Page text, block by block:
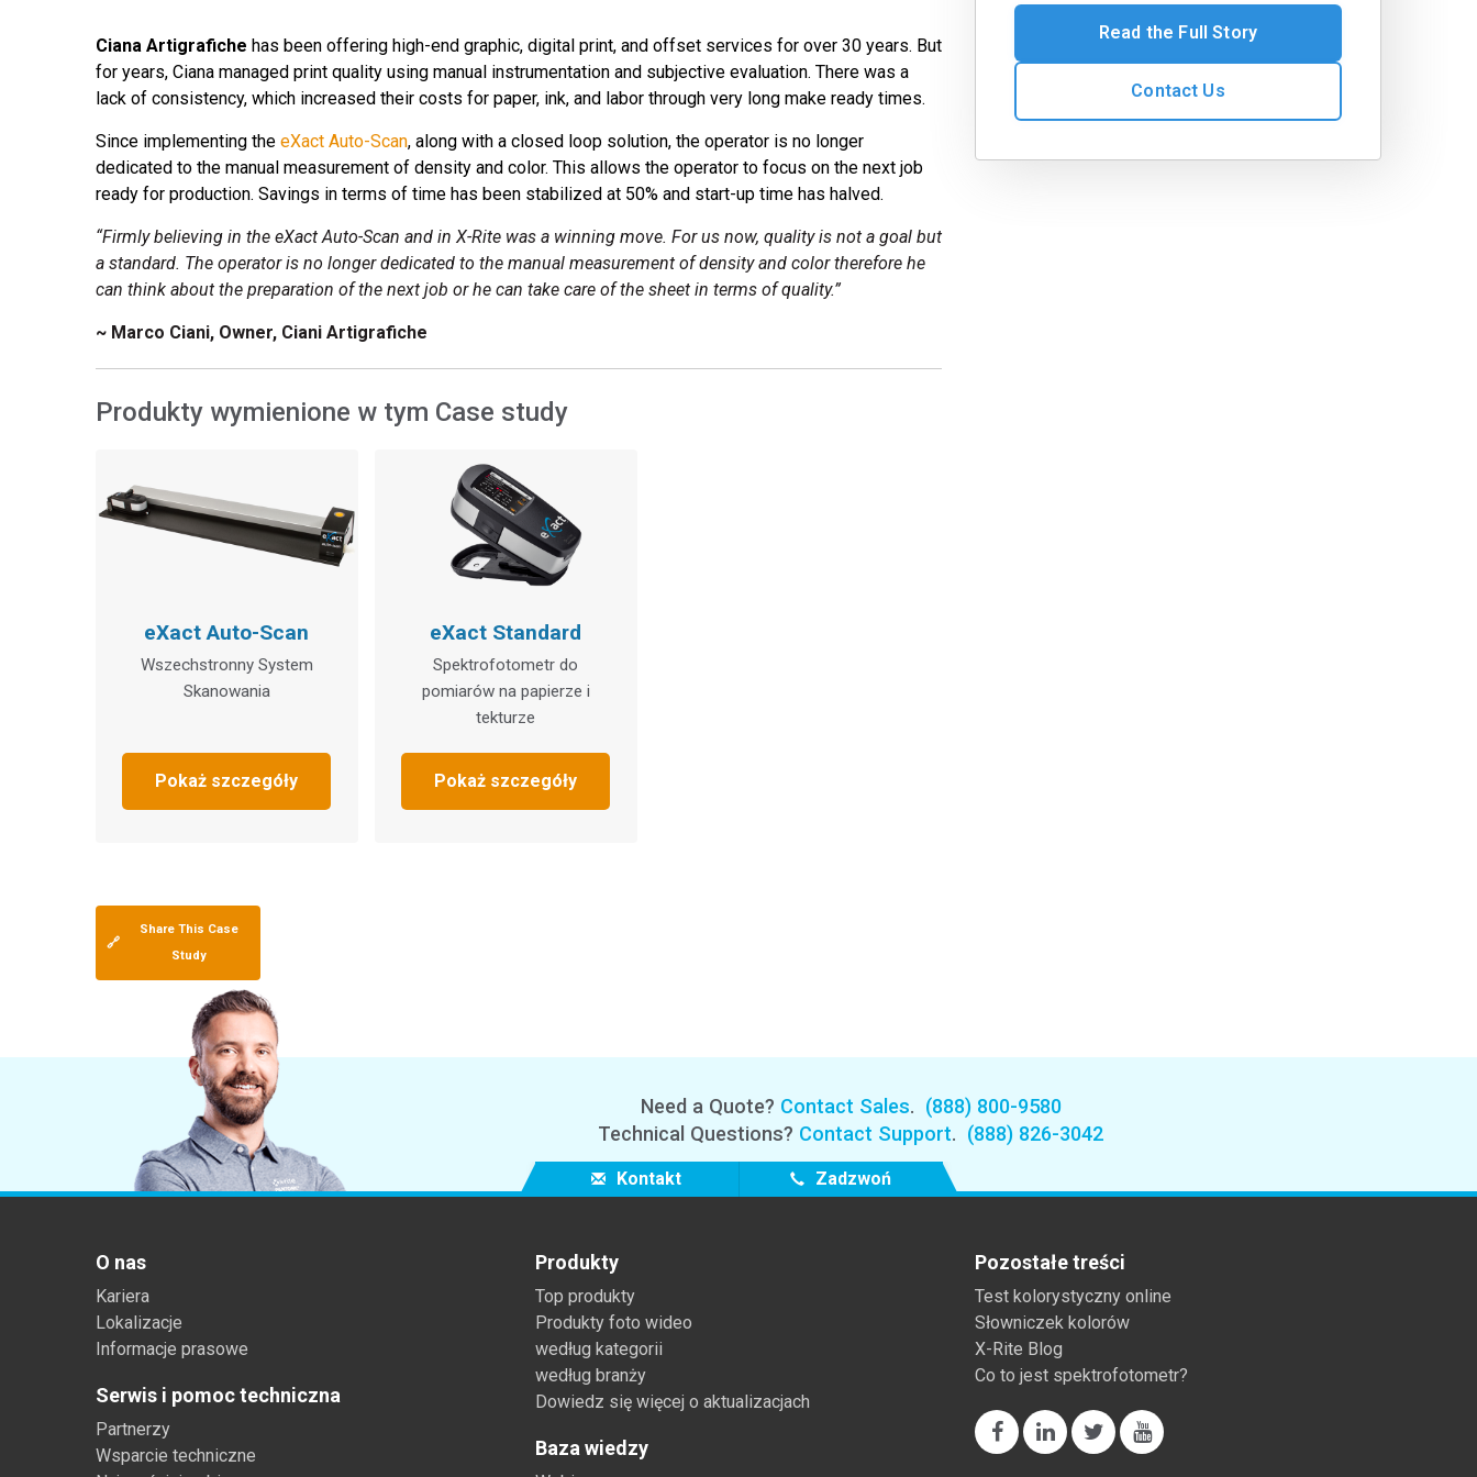
Materiały budowlane
Dobra trwałe
Ciana Artigrafiche has been offering high-end graphic, digital print, and offset services for over 30 years. But
for years, Ciana managed print quality using manual instrumentation and subjective evaluation. There was a
lack of consistency, which increased their costs for paper, ink, and labor through very long make ready times.
Since implementing the eXact Auto-Scan, along with a closed loop solution, the operator is no longer
dedicated to the manual measurement of density and color. This allows the operator to focus on the next job
ready for production. Savings in terms of time has been stabilized at 50% and start-up time has halved.
“Firmly believing in the eXact Auto-Scan and in X-Rite was a winning move. For us now, quality is not a goal but
a standard. The operator is no longer dedicated to the manual measurement of density and color therefore he
can think about the preparation of the next job or he can take care of the sheet in terms of quality.”
~ Marco Ciani, Owner, Ciani Artigrafiche
Produkty wymienione w tym Case study
eXact Auto-Scan
Wszechstronny System
Skanowania
Pokaż szczegóły
eXact Standard
Spektrofotometr do
pomiarów na papierze i
tekturze
Pokaż szczegóły
Read the Full Story
Contact Us
🔗
Share This Case
Study
Need a Quote? Contact Sales. (888) 800-9580
Technical Questions? Contact Support. (888) 826-3042
Kontakt Zadzwoń
O nas
Kariera
Lokalizacje
Informacje prasowe
Serwis i pomoc techniczna
Partnerzy
Wsparcie techniczne
Produkty
Top produkty
Produkty foto wideo
według kategorii
według branży
Dowiedz się więcej o aktualizacjach
Baza wiedzy
Pozostałe treści
Test kolorystyczny online
Słowniczek kolorów
X-Rite Blog
Co to jest spektrofotometr?